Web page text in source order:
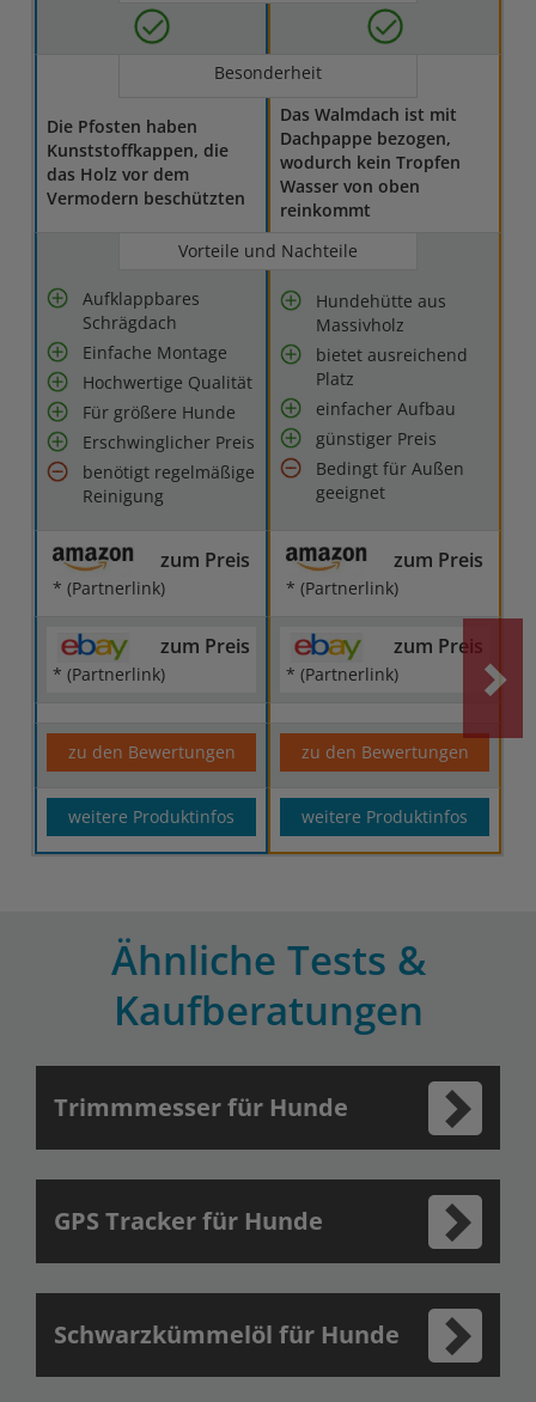
Besonderheit
Die Pfosten haben
Kunststoffkappen, die
das Holz vor dem
Vermodern beschützten
Das Walmdach ist mit
Dachpappe bezogen,
wodurch kein Tropfen
Wasser von oben
reinkommt
Vorteile und Nachteile
Aufklappbares
Schrägdach
Einfache Montage
Hochwertige Qualität
Für größere Hunde
Erschwinglicher Preis
benötigt regelmäßige
Reinigung
Hundehütte aus
Massivholz
bietet ausreichend
Platz
einfacher Aufbau
günstiger Preis
Bedingt für Außen
geeignet
zum Preis
* (Partnerlink)
zum Preis
* (Partnerlink)
zum Preis
* (Partnerlink)
zum Preis
* (Partnerlink)
zu den Bewertungen zu den Bewertungen
weitere Produktinfos weitere Produktinfos
Ähnliche Tests &
Kaufberatungen
Trimmmesser für Hunde
GPS Tracker für Hunde
Schwarzkümmelöl für Hunde